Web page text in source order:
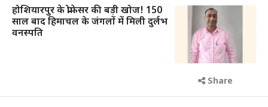
होशियारपुर के प्रोफेसर की बड़ी खोज! 150
साल बाद हिमाचल के जंगलों में मिली दुर्लभ
वनस्पति
Share